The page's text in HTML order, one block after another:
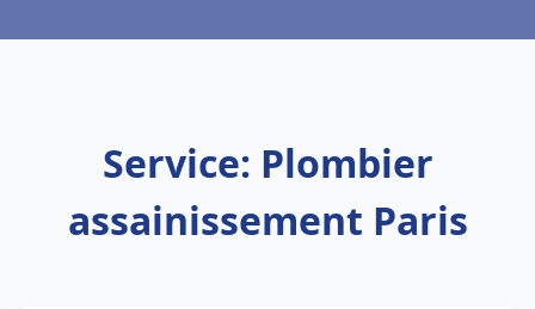
Service: Plombier
assainissement Paris